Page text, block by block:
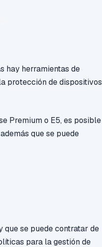
hay herramientas de
protección de dispositivos
Premium o E5, es posible
además que se puede
que se puede contratar de
para la gestión de